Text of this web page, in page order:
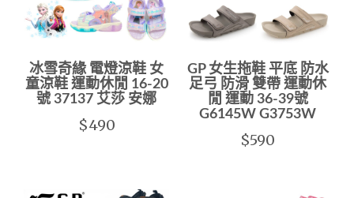
冰雪奇緣 電燈涼鞋 女
童涼鞋 運動休閒 16-20
號 37137 艾莎 安娜
$490
GP 女生拖鞋 平底 防水
足弓 防滑 雙帶 運動休
閒 運動 36-39號
G6145W G3753W
$590